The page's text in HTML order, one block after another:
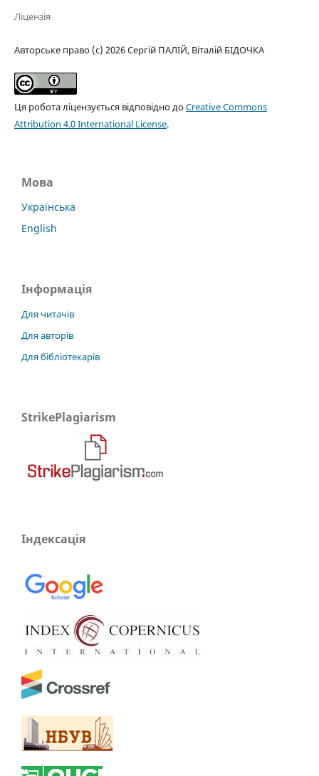
Ліцензія
Авторське право (c) 2026 Сергій ПАЛІЙ, Віталій БІДОЧКА
Ця робота ліцензується відповідно доCreative Commons
Attribution 4.0 International License.
Мова
Українська
English
Інформація
Для читачів
Для авторів
Для бібліотекарів
StrikePlagiarism
Індексація